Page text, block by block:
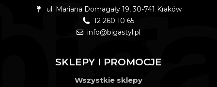
ul. Mariana Domagały 19, 30-741 Kraków
12 260 10 65
info@bigastyl.pl
SKLEPY I PROMOCJE
Wszystkie sklepy